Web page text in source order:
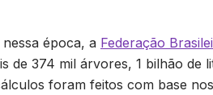
época, a Federação
de 374 mil árvores, 1 bilhão de
foram feitos com base